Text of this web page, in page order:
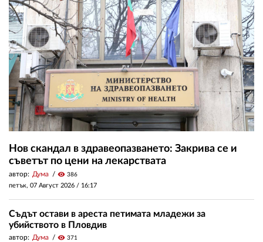
Нов скандал в здравеопазването: Закрива се и
съветът по цени на лекарствата
автор: Дума visibility 386
петък, 07 Август 2026 / 16:17
Съдът остави в ареста петимата младежи за
убийството в Пловдив
автор: Дума visibility 371